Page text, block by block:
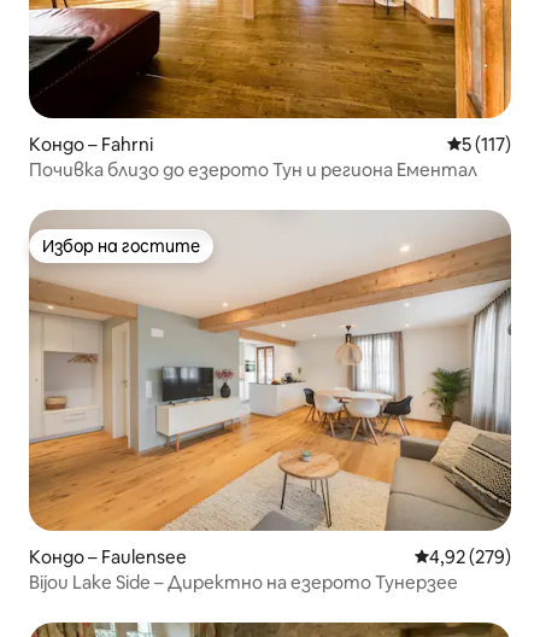
Кондо – Fahrni Средна
5 (117)
Почивка близо до езерото Тун и региона Ементал
Избор на гостите
Избор на гостите
Кондо – Faulensee Средна
4,92 (279)
Bijou Lake Side – Директно на езерото Тунерзее